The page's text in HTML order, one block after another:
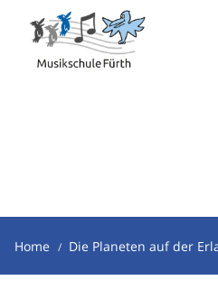
Home Die Planeten auf der